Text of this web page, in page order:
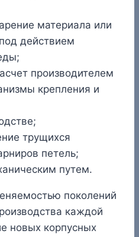
материала или
действием
производителем
крепления и
трущихся
петель;
путем.
поколений
каждой
новых корпусных